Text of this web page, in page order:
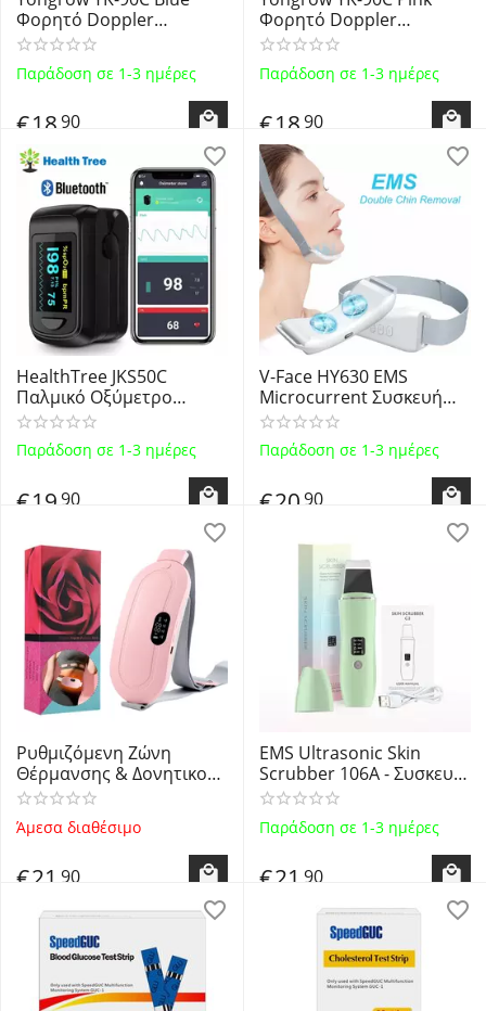
Φορητό Doppler
Εμβρυικών Παλμών 2
MHz Baby Fatal Doppler
Παράδοση σε 1-3 ημέρες
€1890
Φορητό Doppler
Εμβρυικών Παλμών 2
MHz Baby Fatal Doppler
Παράδοση σε 1-3 ημέρες
€1890
HealthTree JKS50C
Παλμικό Οξύμετρο
Δακτύλου με Bluetooth &
OLED Οθόνη Finger Pulse
Oximeter
Παράδοση σε 1-3 ημέρες
€1990
V-Face HY630 EMS
Microcurrent Συσκευή
Μασάζ Ανόρθωσης για το
Διπλοσάγονο με
Θεραπεία
Δόνηση - Double Chin
Παράδοση σε 1-3 ημέρες
€2090
Ρυθμιζόμενη Ζώνη
Θέρμανσης & Δονητικού
Μασάζ 4 Ταχυτήτων για
Εμμηνορροϊκή Χαλάρωση
Ανακούφιση από τους
UHV081
Άμεσα διαθέσιμο
€21 90
EMS Ultrasonic Skin
Scrubber 106A - Συσκευή
Απολέπισης και
Καθαρισμού Προσώπου
με Υπερήχους OEM
Παράδοση σε 1-3 ημέρες
€21 90